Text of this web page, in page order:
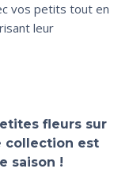
vos petits tout en
leur
fleurs sur
collection est
saison !